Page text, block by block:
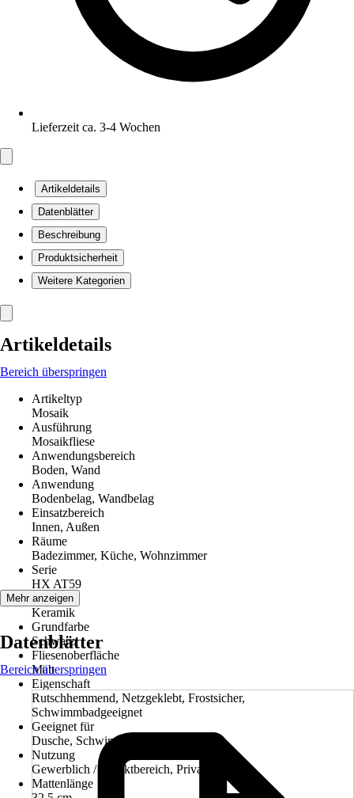
Lieferzeit ca. 3-4 Wochen
Artikeldetails
Datenblätter
Beschreibung
Produktsicherheit
Weitere Kategorien
Artikeldetails
Bereich überspringen
Artikeltyp
Mosaik
Ausführung
Mosaikfliese
Anwendungsbereich
Boden, Wand
Anwendung
Bodenbelag, Wandbelag
Einsatzbereich
Innen, Außen
Räume
Badezimmer, Küche, Wohnzimmer
Serie
HX AT59
Material
Keramik
Grundfarbe
Schwarz
Fliesenoberfläche
Matt
Eigenschaft
Rutschhemmend, Netzgeklebt, Frostsicher,
Schwimmbadgeeignet
Geeignet für
Dusche, Schwimmbad
Nutzung
Gewerblich / Objektbereich, Privat
Mattenlänge
Mehr anzeigen
Datenblätter
Bereich überspringen